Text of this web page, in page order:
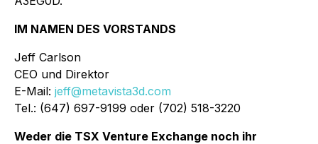
IM NAMEN DES VORSTANDS
Jeff Carlson
CEO und Direktor
E-Mail: jeff@metavista3d.com
Tel.: (647) 697-9199 oder (702) 518-3220
Weder die TSX Venture Exchange noch ihr